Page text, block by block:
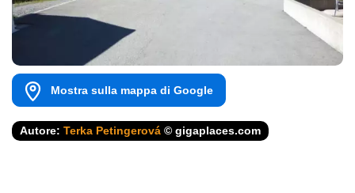
Mostra sulla mappa di Google
Autore: Terka Petingerová © gigaplaces.com